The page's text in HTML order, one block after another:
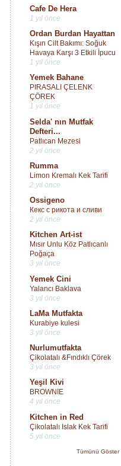
Cafe De Hera
1 yıl önce
Ordan Burdan Hayattan
Kışın Cilt Bakımı: Soğuk
Havaya Karşı 3 Etkili İpucu
1 yıl önce
Yemek Bahane
PIRASALI ÇELENK
ÇÖREK
1 yıl önce
Selda' nın Mutfak
Defteri...
Patlıcan Mezesi
2 yıl önce
Rumma
Limon Kremalı Kek Tarifi
2 yıl önce
Ossigeno
Кекс с рикота и сливи
2 yıl önce
Kitchen Art-ist
Mısır Unlu Köz Patlıcanlı
Poğaça
3 yıl önce
Yemek Cini
Yalancı Baklava
3 yıl önce
LaMa Mutfakta
Kurabiye kulesi
3 yıl önce
Nurlumutfakta
Çikolatalı &Fındıklı Çörek
3 yıl önce
Yeşil Kivi
BROWNIE
4 yıl önce
Kitchen in Red
Çikolatalı Islak Kek Tarifi
5 yıl önce
Tümünü Göster